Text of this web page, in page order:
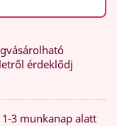
érdeklődj
3 munkanap alatt